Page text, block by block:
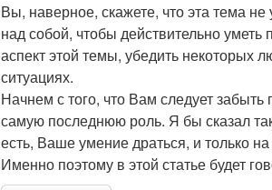
Вы, наверное, скажете, что эта тема
над собой, чтобы действительно уметь
аспект этой темы, убедить некоторых
ситуациях.
Начнем с того, что Вам следует
самую последнюю роль. Я бы сказал
есть, Ваше умение драться, и только
Именно поэтому в этой статье будет